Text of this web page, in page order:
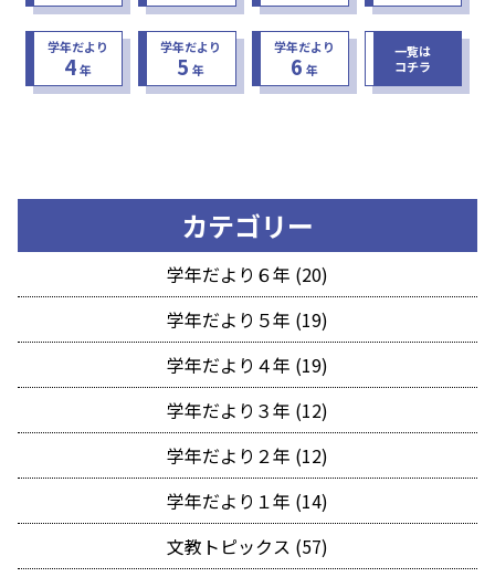
学年だより
4年
学年だより
5 年
学年だより
6 年
一覧は
コチラ
カテゴリー
学年だより６年 (20)
学年だより５年 (19)
学年だより４年 (19)
学年だより３年 (12)
学年だより２年 (12)
学年だより１年 (14)
文教トピックス (57)